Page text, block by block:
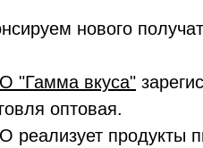
нового
"Гамма вкуса"
оптовая.
реализует продукты